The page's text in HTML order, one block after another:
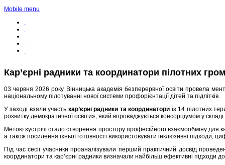
Mobile menu
Кар’єрні радники та координатори пілотних
03 червня 2026 року Вінницька академія безперервної освіти провела
національному пілотуванні нової системи профорієнтації дітей та підлітків.
У заході взяли участь кар’єрні радники та координатори із 14 пілотних
розвитку демократичної освіти», який впроваджується консорціумом у
Метою зустрічі стало створення простору професійного взаємообміну для
а також посилення їхньої готовності використовувати інклюзивні підходи,
Під час сесії учасники проаналізували перший практичний досвід
координатори та кар’єрні радники визначали найбільш ефективні підходи